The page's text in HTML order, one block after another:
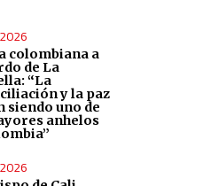
colombiana a
de La
“La
y la paz
siendo uno de
anhelos